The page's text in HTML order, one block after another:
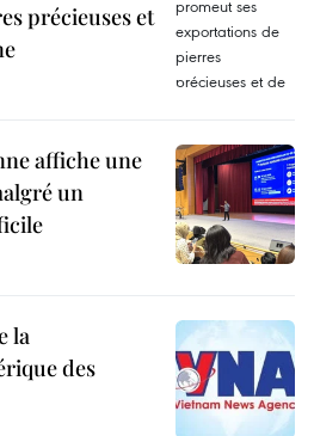
précieuses et
affiche une
un
la
des